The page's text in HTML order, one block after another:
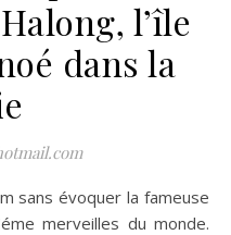
l’île
dans la
merveilles du monde.